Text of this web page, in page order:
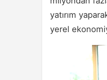
yatırım
yerel